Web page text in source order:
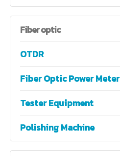
Fiberoptic
OTDR
Fiber Optic Power Meter
Tester Equipment
Polishing Machine